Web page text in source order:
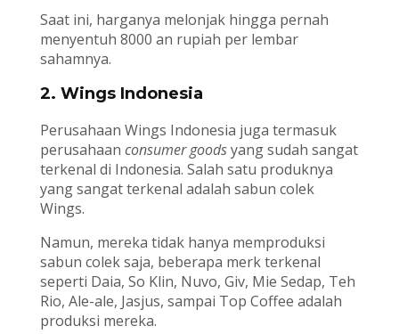
Saat ini, harganya melonjak hingga pernah
menyentuh 8000 an rupiah per lembar
sahamnya.
2. Wings Indonesia
Perusahaan Wings Indonesia juga termasuk
perusahaan consumer goodsyang sudah sangat
terkenal di Indonesia. Salah satu produknya
yang sangat terkenal adalah sabun colek
Wings.
Namun, mereka tidak hanya memproduksi
sabun colek saja, beberapa merk terkenal
seperti Daia, So Klin, Nuvo, Giv, Mie Sedap, Teh
Rio, Ale-ale, Jasjus, sampai Top Coffee adalah
produksi mereka.